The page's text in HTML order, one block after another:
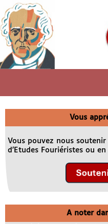
Vous
Vous pouvez nous soutenir
d’Etudes Fouriéristes ou
A noter